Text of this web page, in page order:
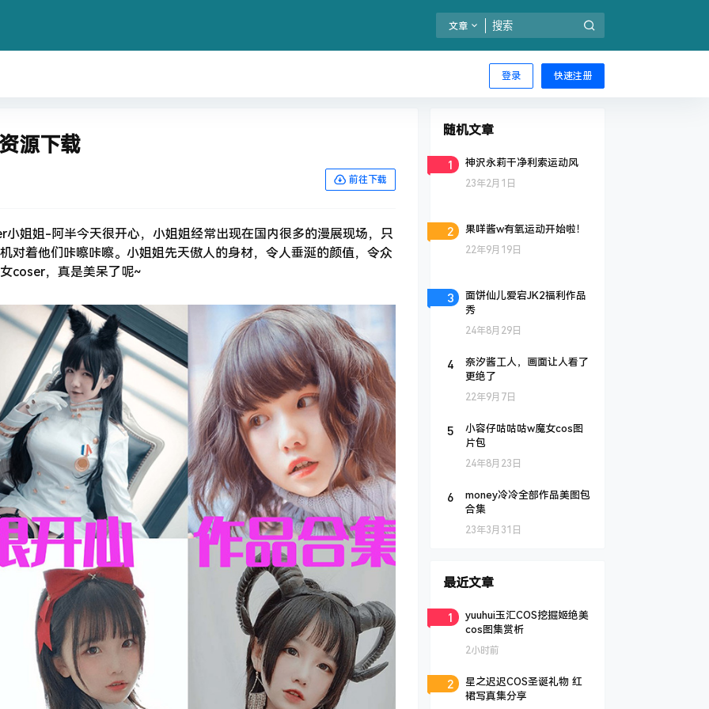
文章
登录 快速注册
源下载
前往下载
姐姐-阿半今天很开心，小姐姐经常出现在国内很多的漫展现场，只
对着他们咔嚓咔嚓。小姐姐先天傲人的身材，令人垂涎的颜值，令众
coser，真是美呆了呢~
随机文章
1 神沢永莉干净利索运动风
23年2月1日
2 果咩酱w有氧运动开始啦！
22年9月19日
3
面饼仙儿爱宕JK2福利作品
秀
24年8月29日
4
奈汐酱工人，画面让人看了
更绝了
22年9月7日
5
小容仔咕咕咕w魔女cos图
片包
24年8月23日
6
money冷冷全部作品美图包
合集
23年3月31日
最近文章
1
yuuhui玉汇COS挖掘姬绝美
cos图集赏析
2小时前
2
星之迟迟COS圣诞礼物 红
裙写真集分享